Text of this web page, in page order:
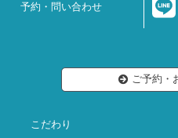
予約・問い合わせ
ご予約・
こだわり